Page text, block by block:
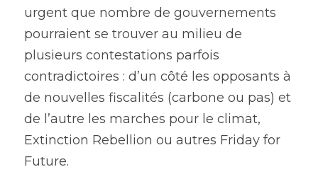
urgent que nombre de gouvernements
pourraient se trouver au milieu de
plusieurs contestations parfois
contradictoires : d’un côté les opposants à
de nouvelles fiscalités (carbone ou pas) et
de l’autre les marches pour le climat,
Extinction Rebellion ou autres Friday for
Future.